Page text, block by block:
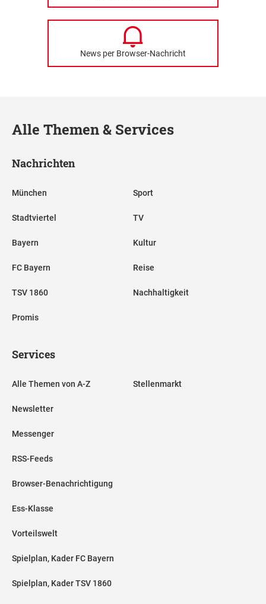
News per Browser-Nachricht
Alle Themen & Services
Nachrichten
München
Stadtviertel
Bayern
FC Bayern
TSV 1860
Promis
Sport
TV
Kultur
Reise
Nachhaltigkeit
Services
Alle Themen von A-Z
Newsletter
Messenger
RSS-Feeds
Browser-Benachrichtigung
Ess-Klasse
Vorteilswelt
Spielplan, Kader FC Bayern
Spielplan, Kader TSV 1860
Stellenmarkt